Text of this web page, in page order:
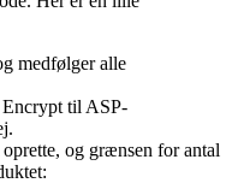
medfølger alle
Encrypt til ASP-
og grænsen for antal